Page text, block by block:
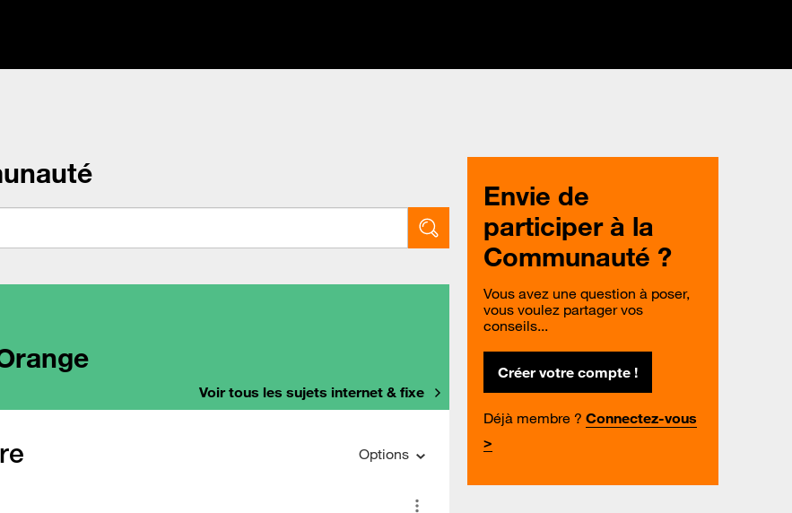
Voir tous les sujets internet & fixe
Options
Envie de
participer à la
Communauté ?
Vous avez une question à poser,
vous voulez partager vos
conseils...
Créer votre compte !
Déjà membre ? Connectez-vous
>